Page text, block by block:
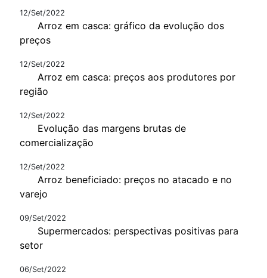
12/Set/2022
Arroz em casca: gráfico da evolução dos
preços
12/Set/2022
Arroz em casca: preços aos produtores por
região
12/Set/2022
Evolução das margens brutas de
comercialização
12/Set/2022
Arroz beneficiado: preços no atacado e no
varejo
09/Set/2022
Supermercados: perspectivas positivas para
setor
06/Set/2022